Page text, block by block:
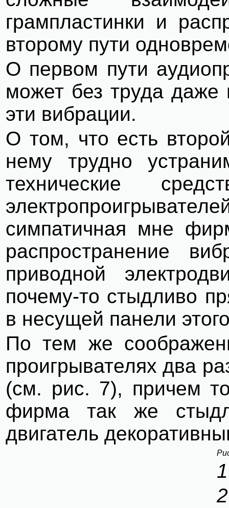
грампластинки и
второму пути
О первом пути
может без труда даже
эти вибрации.
О том, что есть
нему трудно
технические
симпатичная мне
распространение
приводной
почему-то стыдливо
в несущей панели
По тем же
проигрывателях два
(см. рис. 7), причем
фирма так же
двигатель